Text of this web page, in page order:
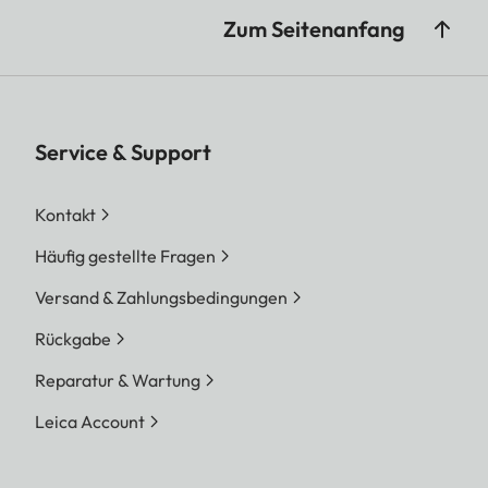
Zum Seitenanfang
Service & Support
Kontakt
Häufig gestellte Fragen
Versand & Zahlungsbedingungen
Rückgabe
Reparatur & Wartung
Leica Account